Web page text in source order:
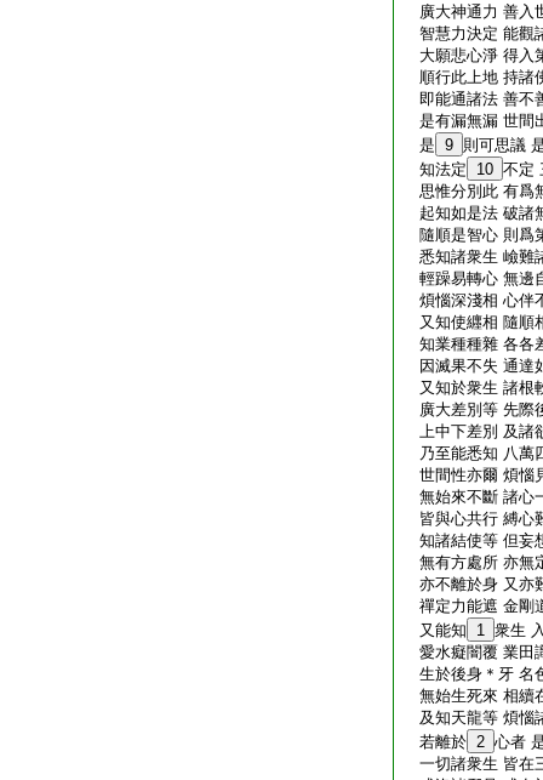
廣大神通力 善入
智慧力決定 能觀
大願悲心淨 得入
順行此上地 持諸
即能通諸法 善不
是有漏無漏 世間
是 9 則可思議
知法定
10 不定
思惟分別此 有爲
起知如是法 破諸
隨順是智心 則爲
悉知諸衆生 嶮難
輕躁易轉心 無邊
煩惱深淺相 心伴
又知使纒相 隨順
知業種種雜 各各
因滅果不失 通達
又知於衆生 諸根
廣大差別等 先際
上中下差別 及諸
乃至能悉知 八萬
世間性亦爾 煩惱
無始來不斷 諸心
皆與心共行 縛心
知諸結使等 但妄
無有方處所 亦無
亦不離於身 又亦
禪定力能遮 金剛
又能知
1 衆生
愛水癡闇覆 業田
生於後身＊牙 名
無始生死來 相續
及知天龍等 煩惱
若離於 2 心者
一切諸衆生 皆在